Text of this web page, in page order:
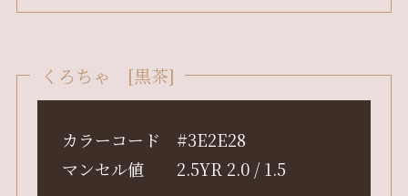
くろちゃ [黒茶]
カラーコード #3E2E28
マンセル値 2.5YR 2.0 / 1.5